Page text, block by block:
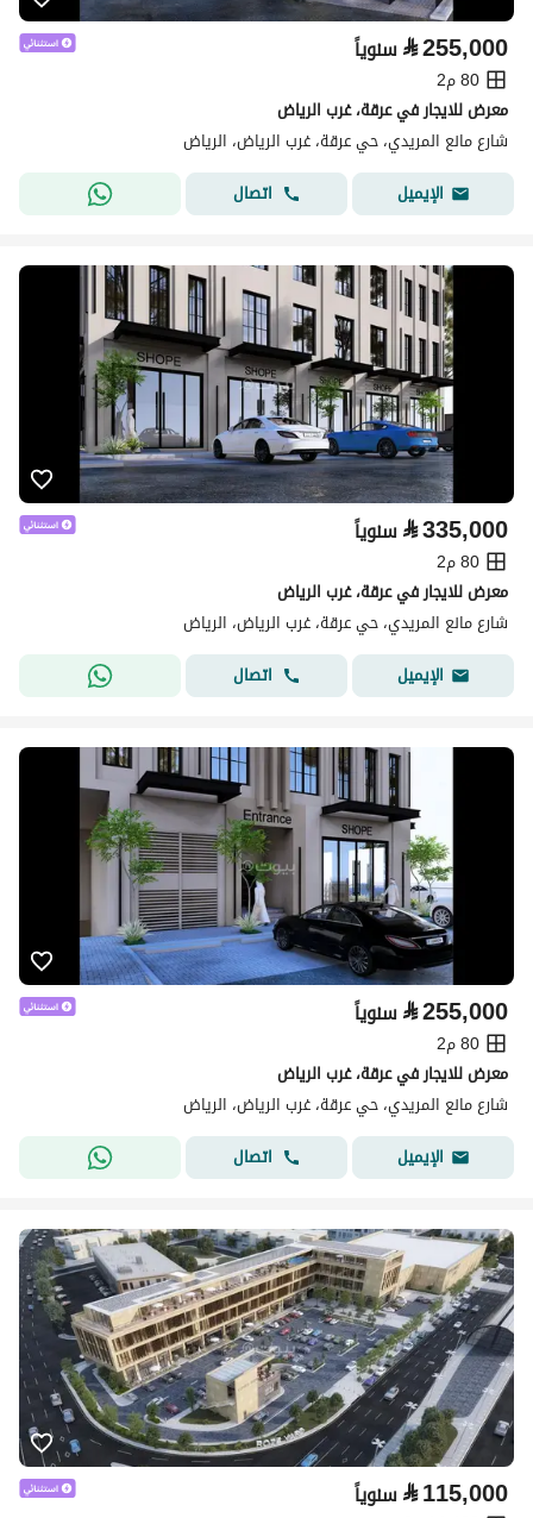
⃁255,000 سنوياً
80 م2
معرض للايجار في عرقة، غرب الرياض
شارع مانع المريدي، حي عرقة، غرب الرياض، الرياض
الإيميل
اتصال
⃁335,000 سنوياً
80 م2
معرض للايجار في عرقة، غرب الرياض
شارع مانع المريدي، حي عرقة، غرب الرياض، الرياض
الإيميل
اتصال
⃁255,000 سنوياً
80 م2
معرض للايجار في عرقة، غرب الرياض
شارع مانع المريدي، حي عرقة، غرب الرياض، الرياض
الإيميل
اتصال
⃁115,000 سنوياً